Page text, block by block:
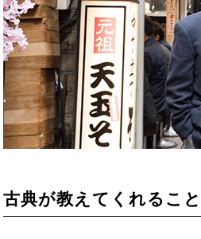
古典が教えてくれること